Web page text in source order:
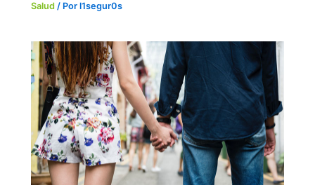
Salud / Porl1segur0s